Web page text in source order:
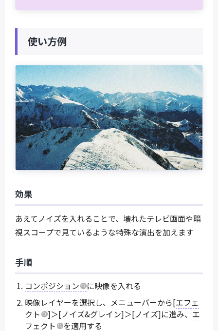
使い方例
効果
あえてノイズを入れることで、壊れたテレビ画面や暗
視スコープで見ているような特殊な演出を加えます
手順
コンポジション
に映像を入れる
映像レイヤーを選択し、メニューバーから[エフェ
クト
]＞[ノイズ&グレイン]＞[ノイズ]に進み、 エ
フェクト
を適用する